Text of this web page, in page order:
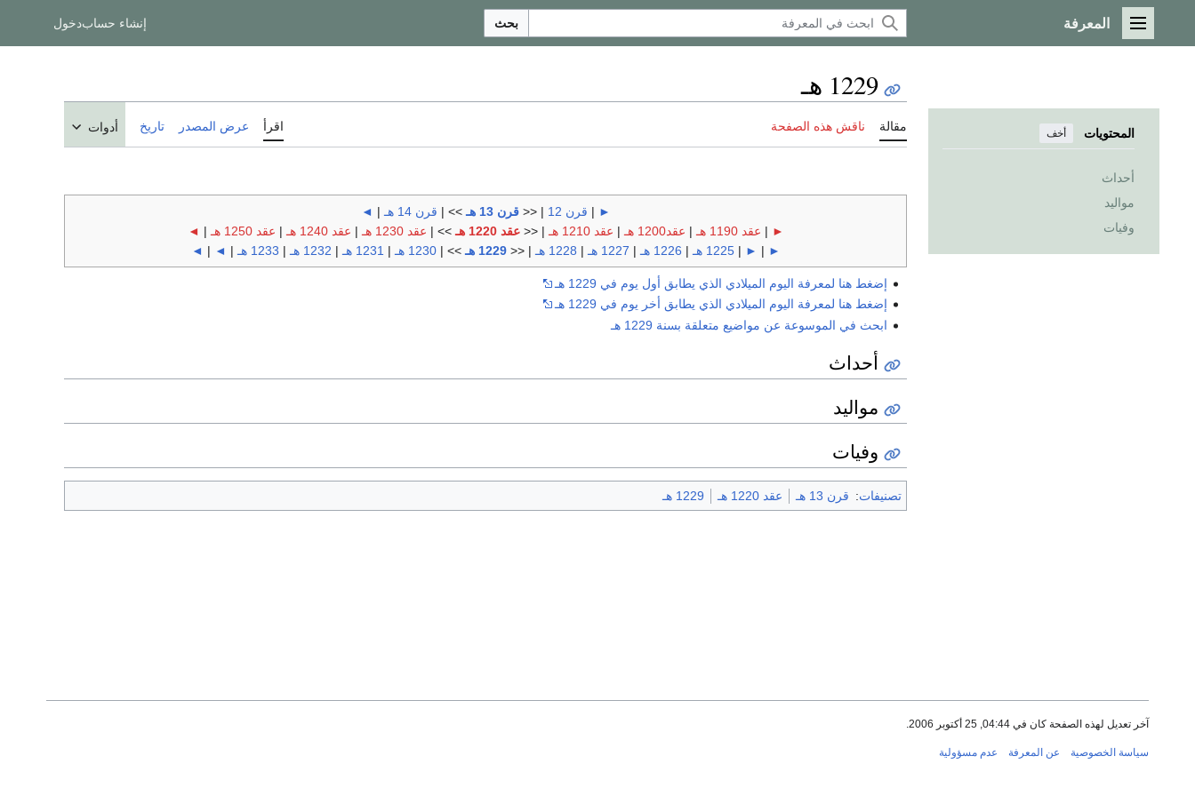
القائمة الرئيسية
المعرفة بحث إنشاء حسابدخول
المحتويات أخف
أحداث
مواليد
وفيات
1229 هـ
مقالة ناقش هذه الصفحة اقرأ عرض المصدر تاريخ أدوات
►
| قرن 12 | <<قرن 13 هـ >> | قرن 14 هـ |
◄
►
| عقد 1190 هـ | عقد1200 هـ | عقد 1210 هـ | <<عقد 1220 هـ >> | عقد 1230 هـ | عقد 1240 هـ | عقد 1250 هـ |
◄
►
|
►
|1225 هـ | 1226 هـ | 1227 هـ | 1228 هـ | <<1229 هـ >> |1230 هـ | 1231 هـ | 1232 هـ | 1233 هـ |
◄
|
◄
إضغط هنا لمعرفة اليوم الميلادي الذي يطابق أول يوم في 1229 هـ
إضغط هنا لمعرفة اليوم الميلادي الذي يطابق أخر يوم في 1229 هـ
ابحث في الموسوعة عن مواضيع متعلقة بسنة 1229 هـ
أحداث
مواليد
وفيات
تصنيفات: قرن 13 هـ عقد 1220 هـ 1229 هـ
آخر تعديل لهذه الصفحة كان في 04:44, 25 أكتوبر 2006.
سياسة الخصوصية عن المعرفة عدم مسؤولية